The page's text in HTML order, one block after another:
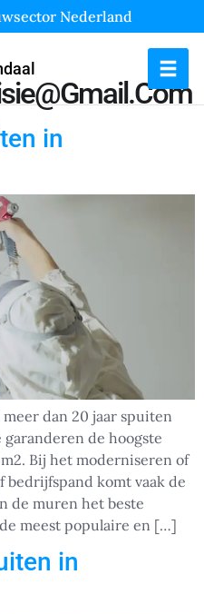
Nederland
in
dan 20 jaar spuiten
de hoogste
Bij het moderniseren of
bedrijfspand komt vaak de
de muren het beste
meest populaire en […]
in